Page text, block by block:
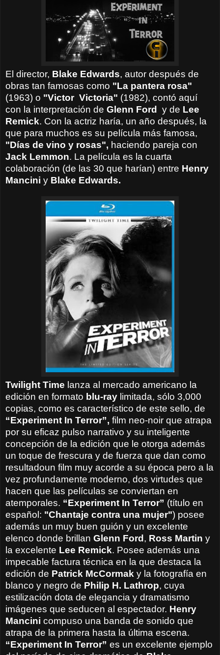
El director, Blake Edwards, autor después de
obras tan famosas como "La pantera rosa"
(1963) o "Victor Victoria" (1982), contó aquí
con la interpretación de Glenn Ford y de Lee
Remick. Con la actriz haría, un año después, la
que para muchos es su película más famosa,
"Días de vino y rosas", haciendo pareja con
Jack Lemmon. La película es la cuarta
colaboración (de las 30 que harían) entre Henry
Mancini y Blake Edwards.
Twilight Time lanza al mercado americano la
edición en formato blu-ray limitada, sólo 3,000
copias, como es característico de este sello, de
“Experiment In Terror”, film neo-noir que atrapa
por su eficaz pulso narrativo y su inteligente
concepción de la edición que le otorga además
un toque de frescura y de fuerza que dan como
resultadoun film muy acorde a su época pero a la
vez profundamente moderno, dos virtudes que
hacen que las películas se conviertan en
atemporales. “Experiment In Terror” (título en
español: "Chantaje contra una mujer") posee
además un muy buen guión y un excelente
elenco donde brillan Glenn Ford, Ross Martin y
la excelente Lee Remick. Posee además una
impecable factura técnica en la que destaca la
edición de Patrick McCormak y la fotografía en
blanco y negro de Philip H. Lathrop, cuya
estilización dota de elegancia y dramatismo
imágenes que seducen al espectador. Henry
Mancini compuso una banda de sonido que
atrapa de la primera hasta la última escena.
“Experiment In Terror” es un excelente ejemplo